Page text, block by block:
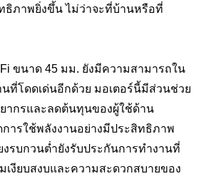
ธิภาพยิ่งขึ้น ไม่ว่าจะที่บ้านหรือที่
ขนาด 45 มม. ยังมีความสามารถใน
ที่โดดเด่นอีกด้วย มอเตอร์นี้มีส่วนช่วย
ากรและลดต้นทุนของผู้ใช้ด้าน
ารใช้พลังงานอย่างมีประสิทธิภาพ
รบกวนต่ำยังรับประกันการทำงานที่
เงียบสงบและความสะดวกสบายของ